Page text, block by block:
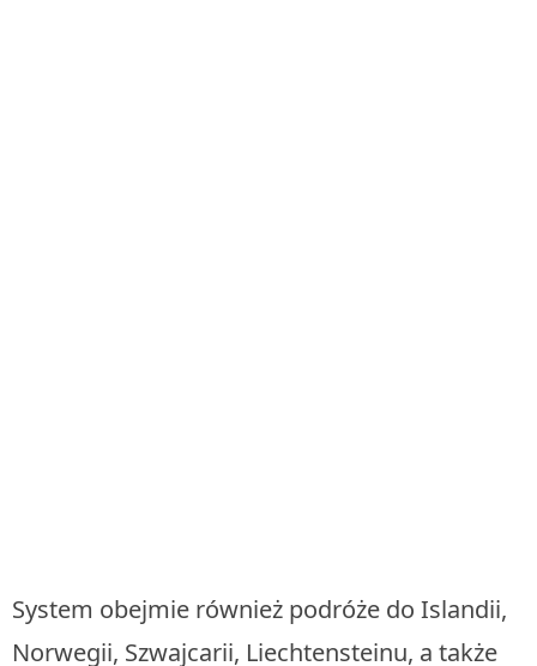
System obejmie również podróże do Islandii,
Norwegii, Szwajcarii, Liechtensteinu, a także